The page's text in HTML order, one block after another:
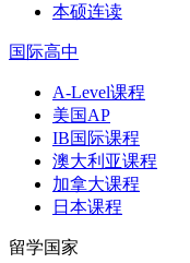
本硕连读
国际高中
A-Level课程
美国AP
IB国际课程
澳大利亚课程
加拿大课程
日本课程
留学国家